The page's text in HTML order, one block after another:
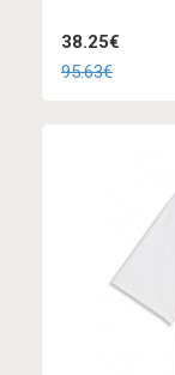
38.25€
95.63€